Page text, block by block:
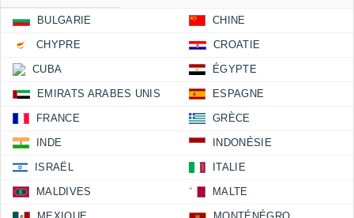
BULGARIE CHINE
CHYPRE CROATIE
CUBA ÉGYPTE
EMIRATS ARABES UNIS ESPAGNE
FRANCE GRÈCE
INDE INDONÉSIE
ISRAËL ITALIE
MALDIVES MALTE